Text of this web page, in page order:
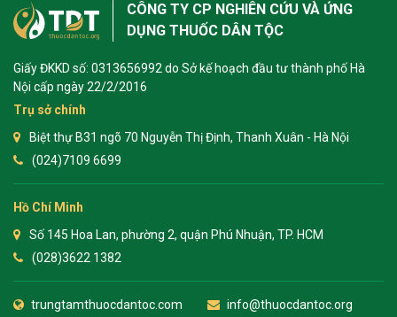
CÔNG TY CP NGHIÊN CỨU VÀ ỨNG
DỤNG THUỐC DÂN TỘC
Giấy ĐKKD số: 0313656992 do Sở kế hoạch đầu tư thành phố Hà
Nội cấp ngày 22/2/2016
Trụ sở chính
Biệt thự B31 ngõ 70 Nguyễn Thị Định, Thanh Xuân - Hà Nội
(024)7109 6699
Hồ Chí Minh
Số 145 Hoa Lan, phường 2, quận Phú Nhuận, TP. HCM
(028)3622 1382
trungtamthuocdantoc.com info@thuocdantoc.org